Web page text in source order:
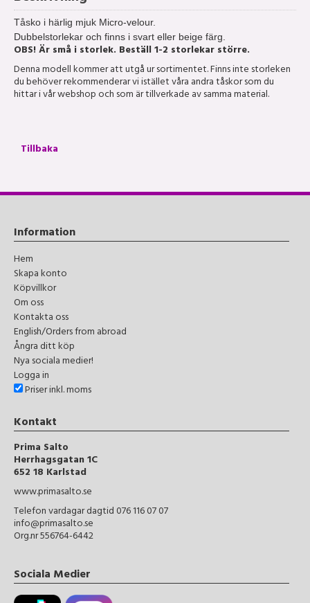
Tåsko i härlig mjuk Micro-velour.
Dubbelstorlekar och finns i svart eller beige färg.
OBS! Är små i storlek. Beställ 1-2 storlekar större.
Denna modell kommer att utgå ur sortimentet. Finns inte storleken
du behöver rekommenderar vi istället våra andra tåskor som du
hittar i vår webshop och som är tillverkade av samma material.
Tillbaka
Information
Hem
Skapa konto
Köpvillkor
Om oss
Kontakta oss
English/Orders from abroad
Ångra ditt köp
Nya sociala medier!
Logga in
Priser inkl. moms
Kontakt
Prima Salto
Herrhagsgatan 1C
652 18 Karlstad
www.primasalto.se
Telefon vardagar dagtid 076 116 07 07
info@primasalto.se
Org.nr 556764-6442
Sociala Medier